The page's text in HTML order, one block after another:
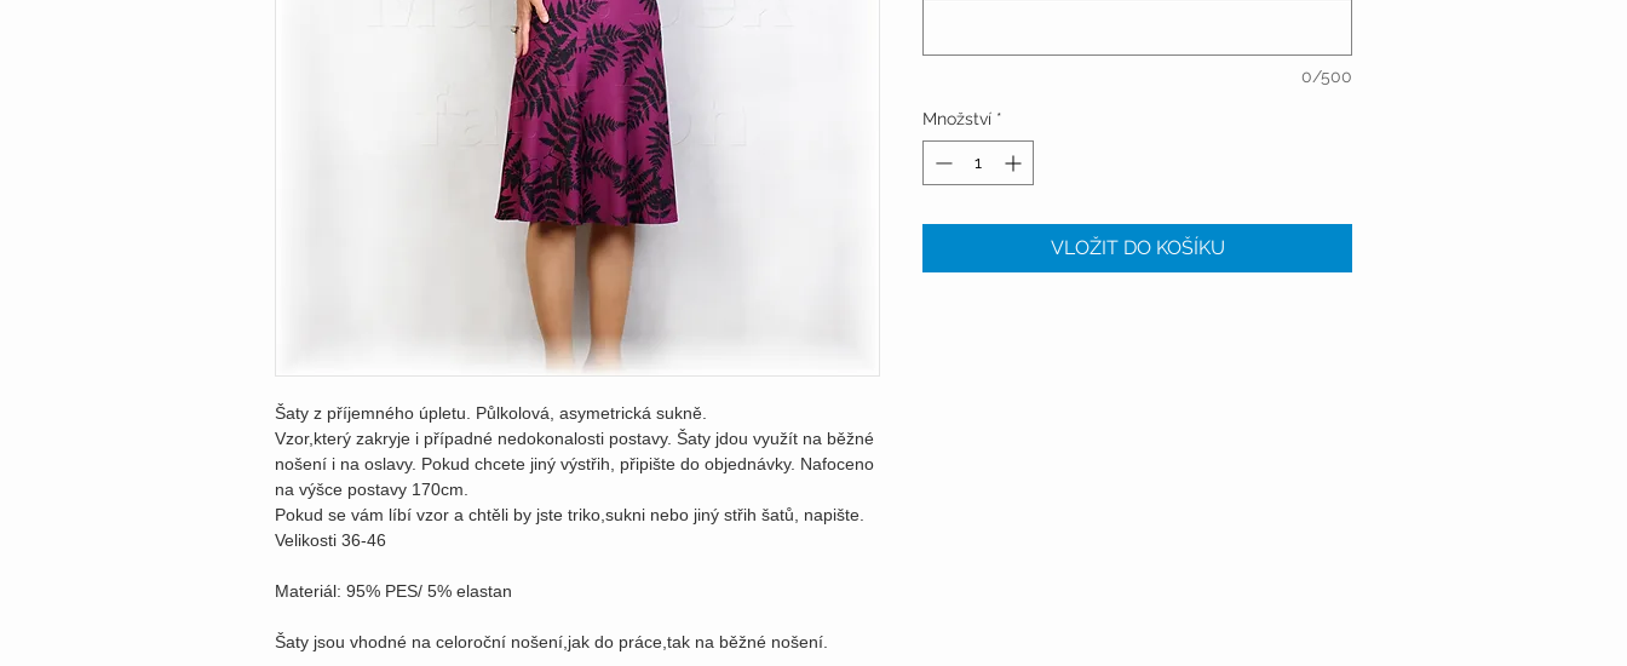
Šaty z příjemného úpletu. Půlkolová, asymetrická sukně.
Vzor,který zakryje i případné nedokonalosti postavy. Šaty jdou využít na běžné
nošení i na oslavy. Pokud chcete jiný výstřih, připište do objednávky. Nafoceno
na výšce postavy 170cm.
Pokud se vám líbí vzor a chtěli by jste triko,sukni nebo jiný střih šatů, napište.
Velikosti 36-46
Materiál: 95% PES/ 5% elastan
Šaty jsou vhodné na celoroční nošení,jak do práce,tak na běžné nošení.
0/500
Množství *
VLOŽIT DO KOŠÍKU